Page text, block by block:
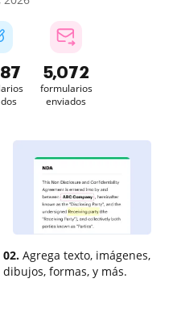
5,072
formularios
enviados
02. Agrega texto, imágenes,
dibujos, formas, y más.